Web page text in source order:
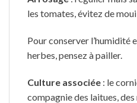
les tomates, évitez de
Pour conserver l’humidité
herbes, pensez à pailler.
Culture associée : le
compagnie des laitues, des